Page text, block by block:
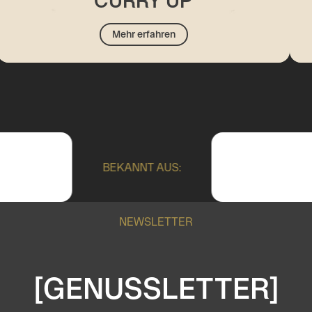
Mehr erfahren
BEKANNT AUS:
NEWSLETTER
[GENUSSLETTER]